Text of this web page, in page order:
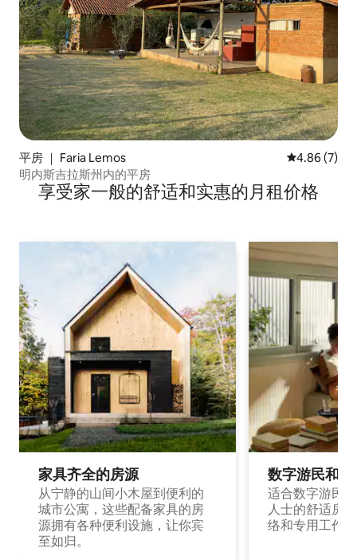
平房 ｜ Faria Lemos 平均评分
4.86 (7)
明内斯吉拉斯州内的平房
享受家一般的舒适和实惠的月租价格
家具齐全的房源
从宁静的山间小木屋到便利的
城市公寓，这些配备家具的房
源拥有各种便利设施，让你宾
至如归。
数字游民和
适合数字游民
人士的舒适房
络和专用工作